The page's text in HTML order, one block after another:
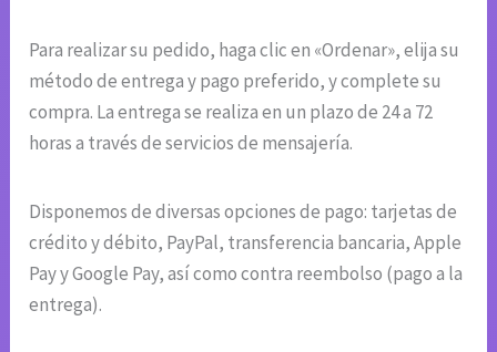
Para realizar su pedido, haga clic en «Ordenar», elija su
método de entrega y pago preferido, y complete su
compra. La entrega se realiza en un plazo de 24 a 72
horas a través de servicios de mensajería.
Disponemos de diversas opciones de pago: tarjetas de
crédito y débito, PayPal, transferencia bancaria, Apple
Pay y Google Pay, así como contra reembolso (pago a la
entrega).